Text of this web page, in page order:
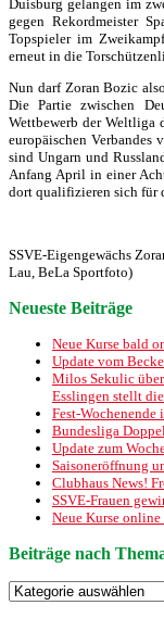
Duisburg gelangen im
gegen Rekordmeister
Topspieler im
erneut in die
Nun darf Zoran Bozic
Die Partie zwischen
Wettbewerb der Weltliga
europäischen Verbandes
sind Ungarn und
Anfang April in einer
dort qualifizieren sich für
SSVE-
Lau, BeLa Sportfoto)
Neueste Beiträge
Neue Kurse bald
Update vom
Milos Sekulic
Esslingen stellt
Fest-Wochenende
Bundesliga
Update zum
Saisoneröffnung
Clubhaus News!
SSVE-Frauen
Neue Kurse
Beiträge nach
Beiträge
nach